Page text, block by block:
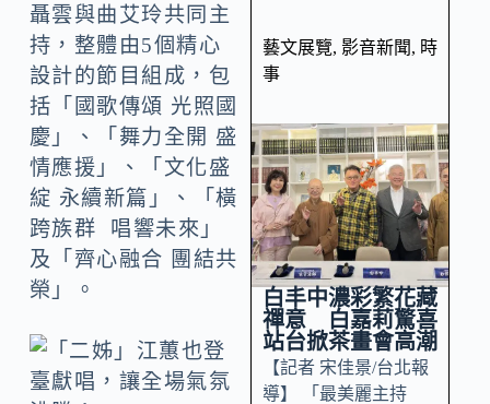
聶雲與曲艾玲共同主
持，整體由5個精心
設計的節目組成，包
括「國歌傳頌 光照國
慶」、「舞力全開 盛
情應援」、「文化盛
綻 永續新篇」、「橫
跨族群 唱響未來」
及「齊心融合 團結共
榮」。
藝文展覽, 影音新聞, 時
事
白丰中濃彩繁花藏
禪意 白嘉莉驚喜
站台掀茶畫會高潮
【記者 宋佳景/台北報
導】 「最美麗主持